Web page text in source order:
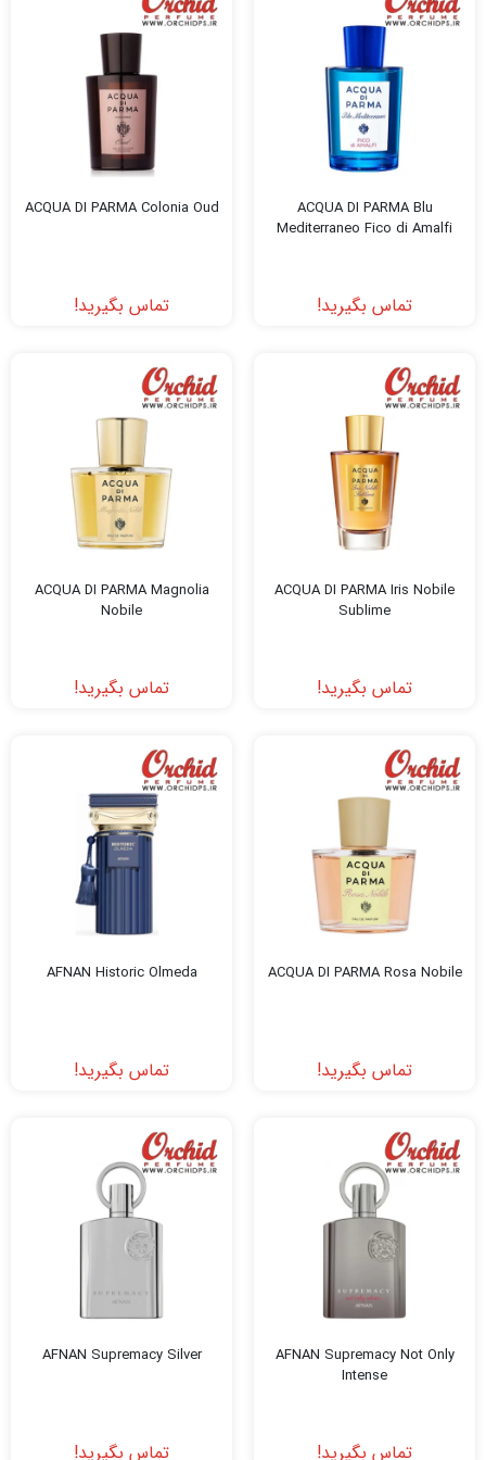
ACQUA DI PARMA Blu
Mediterraneo Fico di Amalfi
تماس بگیرید!
ACQUA DI PARMA Colonia Oud
تماس بگیرید!
ACQUA DI PARMA Iris Nobile
Sublime
تماس بگیرید!
ACQUA DI PARMA Magnolia
Nobile
تماس بگیرید!
ACQUA DI PARMA Rosa Nobile
تماس بگیرید!
AFNAN Historic Olmeda
تماس بگیرید!
AFNAN Supremacy Not Only
Intense
تماس بگیرید!
AFNAN Supremacy Silver
تماس بگیرید!